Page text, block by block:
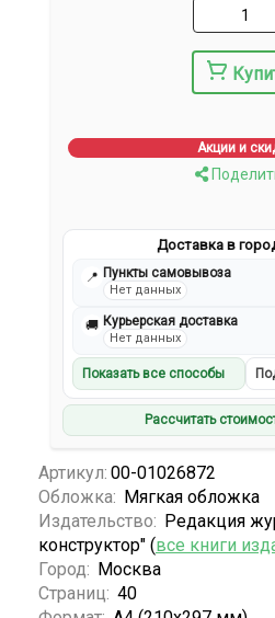
Акции и
Доставка в
📍 Пункты самовывоза
Нет данных
🚚 Курьерская доставка
Нет данных
Показать все способы
Рассчитать
Артикул: 00-01026872
Обложка: Мягкая обложка
Издательство: Редакция
конструктор" (все книги
Город: Москва
Страниц: 40